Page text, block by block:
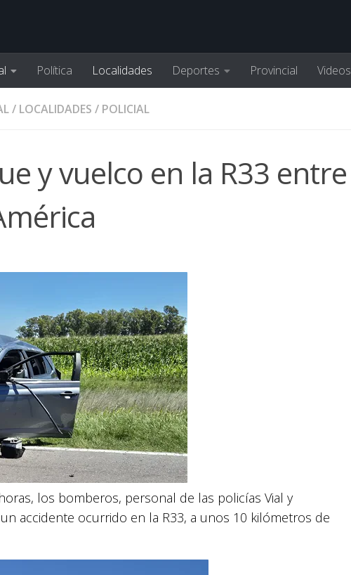
Política Localidades Deportes Provincial Videos
/ LOCALIDADES / POLICIAL
y vuelco en la R33 entre
los bomberos, personal de las policías Vial y
accidente ocurrido en la R33, a unos 10 kilómetros de